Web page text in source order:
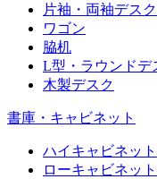
片袖・両袖デスク
ワゴン
脇机
L型・ラウンドデ
木製デスク
書庫・キャビネット
ハイキャビネット
ローキャビネット